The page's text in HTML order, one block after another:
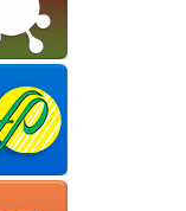
by WPCookiePro